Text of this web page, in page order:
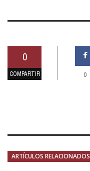
0
COMPARTIR 0
ARTÍCULOS RELACIONADOS